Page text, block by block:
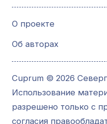
О проекте
Об авторах
Cuprum © 2026
Использование
разрешено только с
согласия